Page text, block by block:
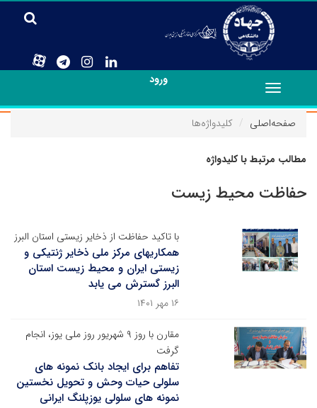
ورود
Toggle
navigation
صفحه‌اصلی
کلیدواژه‌ها
مطالب مرتبط با کلیدواژه
حفاظت محیط زیست
با تاکید حفاظت از ذخایر زیستی استان البرز
همکاریهای مرکز ملی ذخایر ژنتیکی و
زیستی ایران و محیط زیست استان
البرز گسترش می یابد
۱۶ مهر ۱۴۰۱
مقارن با روز ۹ شهریور روز ملی یوز، انجام
گرفت
تفاهم برای ایجاد بانک نمونه های
سلولی حیات وحش و تحویل نخستین
نمونه های سلولی یوزپلنگ ایرانی